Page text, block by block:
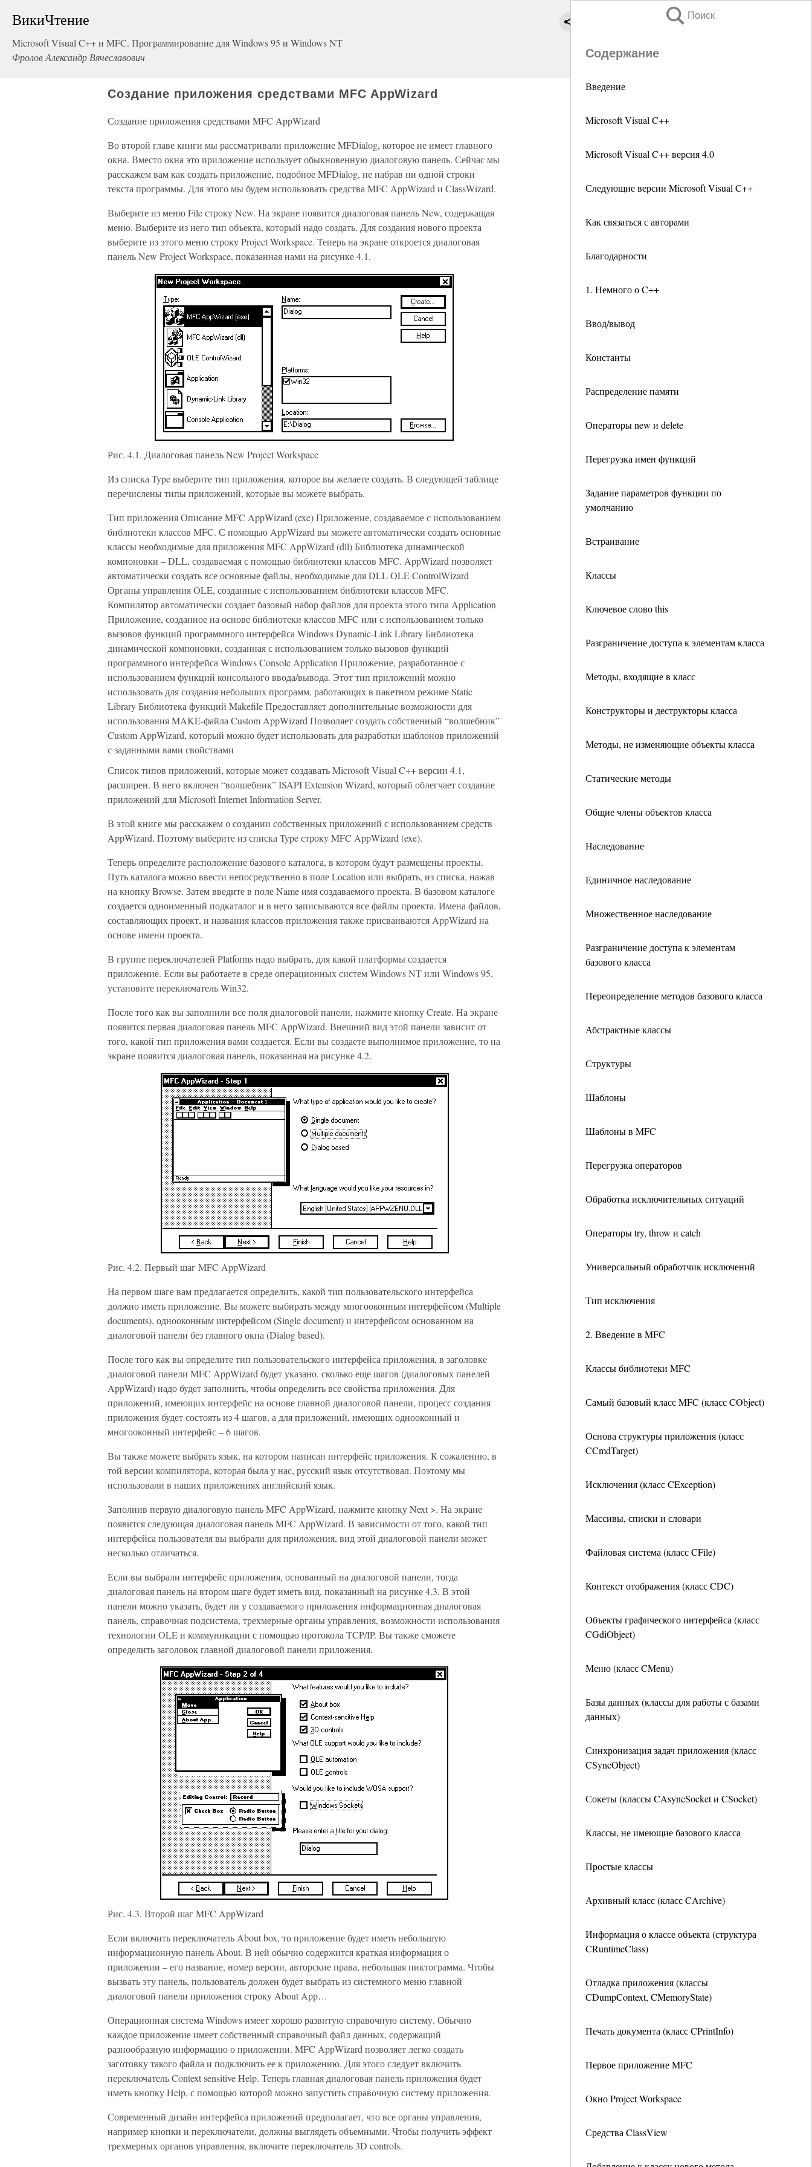
ВикиЧтение
Microsoft Visual C++ и MFC. Программирование для Windows 95 и Windows NT
Фролов Александр Вячеславович
Поиск
Содержание
Введение
Microsoft Visual C++
Microsoft Visual C++ версия 4.0
Следующие версии Microsoft Visual C++
Как связаться с авторами
Благодарности
1. Немного о C++
Ввод/вывод
Константы
Распределение памяти
Операторы new и delete
Перегрузка имен функций
Задание параметров функции по
умолчанию
Встраивание
Классы
Ключевое слово this
Разграничение доступа к элементам класса
Методы, входящие в класс
Конструкторы и деструкторы класса
Методы, не изменяющие объекты класса
Статические методы
Общие члены объектов класса
Наследование
Единичное наследование
Множественное наследование
Разграничение доступа к элементам
базового класса
Переопределение методов базового класса
Абстрактные классы
Структуры
Шаблоны
Шаблоны в MFC
Перегрузка операторов
Обработка исключительных ситуаций
Операторы try, throw и catch
Универсальный обработчик исключений
Тип исключения
2. Введение в MFC
Классы библиотеки MFC
Самый базовый класс MFC (класс CObject)
Основа структуры приложения (класс
CCmdTarget)
Исключения (класс CException)
Массивы, списки и словари
Файловая система (класс CFile)
Контекст отображения (класс CDC)
Объекты графического интерфейса (класс
CGdiObject)
Меню (класс CMenu)
Базы данных (классы для работы с базами
данных)
Синхронизация задач приложения (класс
CSyncObject)
Сокеты (классы CAsyncSocket и CSocket)
Классы, не имеющие базового класса
Простые классы
Архивный класс (класс CArchive)
Информация о классе объекта (структура
CRuntimeClass)
Отладка приложения (классы
CDumpContext, CMemoryState)
Печать документа (класс CPrintInfo)
Первое приложение MFC
Окно Project Workspace
Средства ClassView
Создание приложения средствами MFC AppWizard
Создание приложения средствами MFC AppWizard
Во второй главе книги мы рассматривали приложение MFDialog, которое не имеет главного
окна. Вместо окна это приложение использует обыкновенную диалоговую панель. Сейчас мы
расскажем вам как создать приложение, подобное MFDialog, не набрав ни одной строки
текста программы. Для этого мы будем использовать средства MFC AppWizard и ClassWizard.
Выберите из меню File строку New. На экране появится диалоговая панель New, содержащая
меню. Выберите из него тип объекта, который надо создать. Для создания нового проекта
выберите из этого меню строку Project Workspace. Теперь на экране откроется диалоговая
панель New Project Workspace, показанная нами на рисунке 4.1.
Рис. 4.1. Диалоговая панель New Project Workspace
Из списка Type выберите тип приложения, которое вы желаете создать. В следующей таблице
перечислены типы приложений, которые вы можете выбрать.
Тип приложения Описание MFC AppWizard (exe) Приложение, создаваемое с использованием
библиотеки классов MFC. С помощью AppWizard вы можете автоматически создать основные
классы необходимые для приложения MFC AppWizard (dll) Библиотека динамической
компоновки – DLL, создаваемая с помощью библиотеки классов MFC. AppWizard позволяет
автоматически создать все основные файлы, необходимые для DLL OLE ControlWizard
Органы управления OLE, созданные с использованием библиотеки классов MFC.
Компилятор автоматически создает базовый набор файлов для проекта этого типа Application
Приложение, созданное на основе библиотеки классов MFC или с использованием только
вызовов функций программного интерфейса Windows Dynamic-Link Library Библиотека
динамической компоновки, созданная с использованием только вызовов функций
программного интерфейса Windows Console Application Приложение, разработанное с
использованием функций консольного ввода/вывода. Этот тип приложений можно
использовать для создания небольших программ, работающих в пакетном режиме Static
Library Библиотека функций Makefile Предоставляет дополнительные возможности для
использования MAKE-файла Custom AppWizard Позволяет создать собственный “волшебник”
Custom AppWizard, который можно будет использовать для разработки шаблонов приложений
с заданными вами свойствами
Список типов приложений, которые может создавать Microsoft Visual C++ версии 4.1,
расширен. В него включен “волшебник” ISAPI Extension Wizard, который облегчает создание
приложений для Microsoft Internet Information Server.
В этой книге мы расскажем о создании собственных приложений с использованием средств
AppWizard. Поэтому выберите из списка Type строку MFC AppWizard (exe).
Теперь определите расположение базового каталога, в котором будут размещены проекты.
Путь каталога можно ввести непосредственно в поле Location или выбрать, из списка, нажав
на кнопку Browse. Затем введите в поле Name имя создаваемого проекта. В базовом каталоге
создается одноименный подкаталог и в него записываются все файлы проекта. Имена файлов,
составляющих проект, и названия классов приложения также присваиваются AppWizard на
основе имени проекта.
В группе переключателей Platforms надо выбрать, для какой платформы создается
приложение. Если вы работаете в среде операционных систем Windows NT или Windows 95,
установите переключатель Win32.
После того как вы заполнили все поля диалоговой панели, нажмите кнопку Create. На экране
появится первая диалоговая панель MFC AppWizard. Внешний вид этой панели зависит от
того, какой тип приложения вами создается. Если вы создаете выполнимое приложение, то на
экране появится диалоговая панель, показанная на рисунке 4.2.
Рис. 4.2. Первый шаг MFC AppWizard
На первом шаге вам предлагается определить, какой тип пользовательского интерфейса
должно иметь приложение. Вы можете выбирать между многооконным интерфейсом (Multiple
documents), однооконным интерфейсом (Single document) и интерфейсом основанном на
диалоговой панели без главного окна (Dialog based).
После того как вы определите тип пользовательского интерфейса приложения, в заголовке
диалоговой панели MFC AppWizard будет указано, сколько еще шагов (диалоговых панелей
AppWizard) надо будет заполнить, чтобы определить все свойства приложения. Для
приложений, имеющих интерфейс на основе главной диалоговой панели, процесс создания
приложения будет состоять из 4 шагов, а для приложений, имеющих однооконный и
многооконный интерфейс – 6 шагов.
Вы также можете выбрать язык, на котором написан интерфейс приложения. К сожалению, в
той версии компилятора, которая была у нас, русский язык отсутствовал. Поэтому мы
использовали в наших приложениях английский язык.
Заполнив первую диалоговую панель MFC AppWizard, нажмите кнопку Next >. На экране
появится следующая диалоговая панель MFC AppWizard. В зависимости от того, какой тип
интерфейса пользователя вы выбрали для приложения, вид этой диалоговой панели может
несколько отличаться.
Если вы выбрали интерфейс приложения, основанный на диалоговой панели, тогда
диалоговая панель на втором шаге будет иметь вид, показанный на рисунке 4.3. В этой
панели можно указать, будет ли у создаваемого приложения информационная диалоговая
панель, справочная подсистема, трехмерные органы управления, возможности использования
технологии OLE и коммуникации с помощью протокола TCP/IP. Вы также сможете
определить заголовок главной диалоговой панели приложения.
Рис. 4.3. Второй шаг MFC AppWizard
Если включить переключатель About box, то приложение будет иметь небольшую
информационную панель About. В ней обычно содержится краткая информация о
приложении – его название, номер версии, авторские права, небольшая пиктограмма. Чтобы
вызвать эту панель, пользователь должен будет выбрать из системного меню главной
диалоговой панели приложения строку About App…
Операционная система Windows имеет хорошо развитую справочную систему. Обычно
каждое приложение имеет собственный справочный файл данных, содержащий
разнообразную информацию о приложении. MFC AppWizard позволяет легко создать
заготовку такого файла и подключить ее к приложению. Для этого следует включить
переключатель Context sensitive Help. Теперь главная диалоговая панель приложения будет
иметь кнопку Help, с помощью которой можно запустить справочную систему приложения.
Современный дизайн интерфейса приложений предполагает, что все органы управления,
например кнопки и переключатели, должны выглядеть объемными. Чтобы получить эффект
трехмерных органов управления, включите переключатель 3D controls.